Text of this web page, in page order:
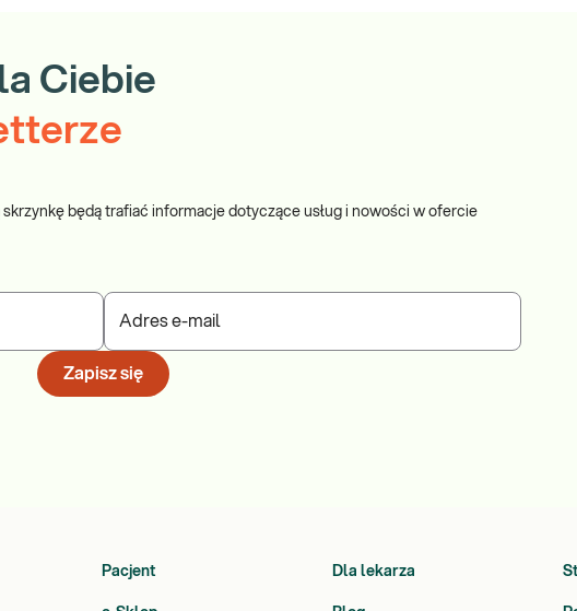
Ciebie
będą trafiać informacje dotyczące usług i nowości w ofercie
Adres e-mail
Zapisz się
Pacjent Dla lekarza